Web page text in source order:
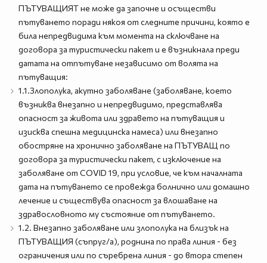
ПЪТУВАЩИЯТ не може да започне и осъществи
пътуването поради някоя от следните причини, която е
била непредвидима към момента на сключване на
договора за туристически пакет и е възникнала преди
датата на отпътуване независимо от волята на
пътуващия:
1.1.Злополука, акутно заболяване (заболяване, което
възниква внезапно и непредвидимо, представлява
опасност за живота или здравето на пътуващия и
изисква спешна медицинска намеса) или внезапно
обостряне на хронично заболяване на ПЪТУВАЩ по
договора за туристически пакет, с изключение на
заболяване от COVID 19, при условие, че към началната
дата на пътуването се провежда болнично или домашно
лечение и съществува опасност за влошаване на
здравословното му състояние от пътуването.
1.2. Внезапно заболяване или злополука на близък на
ПЪТУВАЩИЯ (съпруг/а), роднина по права линия - без
ограничения или по съребрена линия - до втора степен